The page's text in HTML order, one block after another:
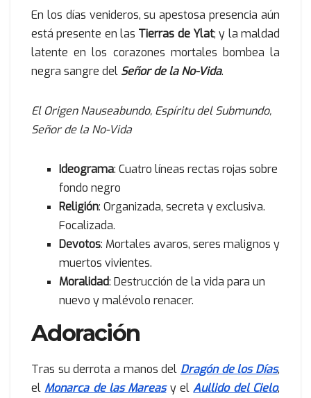
En los días venideros, su apestosa presencia aún
está presente en las Tierras de Ylat; y la maldad
latente en los corazones mortales bombea la
negra sangre del Señor de la No-Vida.
El Origen Nauseabundo, Espíritu del Submundo,
Señor de la No-Vida
Ideograma: Cuatro líneas rectas rojas sobre
fondo negro
Religión: Organizada, secreta y exclusiva.
Focalizada.
Devotos: Mortales avaros, seres malignos y
muertos vivientes.
Moralidad: Destrucción de la vida para un
nuevo y malévolo renacer.
Adoración
Tras su derrota a manos del Dragón de los Días,
el Monarca de las Mareasy elAullido del Cielo,